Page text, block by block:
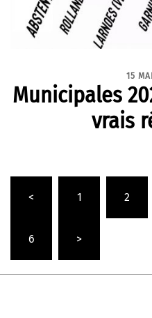
15
Municipales
vrais
des< 1 2
6 >